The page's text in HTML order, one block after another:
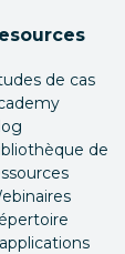
de cas
de